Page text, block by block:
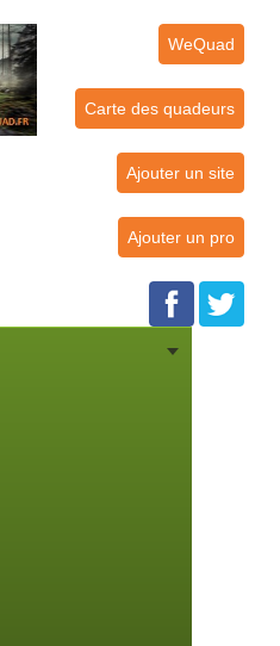
WeQuad
Carte des quadeurs
Ajouter un site
Ajouter un pro